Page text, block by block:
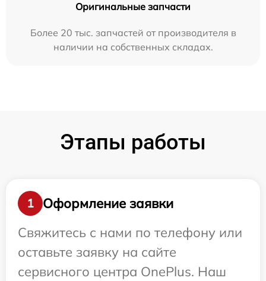
Оригинальные запчасти
Более 20 тыс. запчастей от производителя в
наличии на собственных складах.
Этапы работы
1
Оформление заявки
Свяжитесь с нами по телефону или
оставьте заявку на сайте
сервисного центра OnePlus. Наш